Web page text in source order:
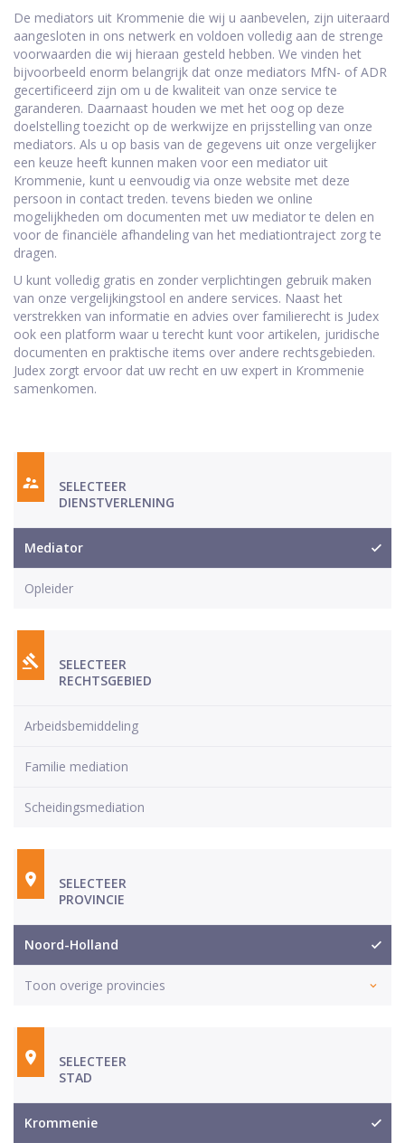
De mediators uit Krommenie die wij u aanbevelen, zijn uiteraard
aangesloten in ons netwerk en voldoen volledig aan de strenge
voorwaarden die wij hieraan gesteld hebben. We vinden het
bijvoorbeeld enorm belangrijk dat onze mediators MfN- of ADR
gecertificeerd zijn om u de kwaliteit van onze service te
garanderen. Daarnaast houden we met het oog op deze
doelstelling toezicht op de werkwijze en prijsstelling van onze
mediators. Als u op basis van de gegevens uit onze vergelijker
een keuze heeft kunnen maken voor een mediator uit
Krommenie, kunt u eenvoudig via onze website met deze
persoon in contact treden. tevens bieden we online
mogelijkheden om documenten met uw mediator te delen en
voor de financiële afhandeling van het mediationtraject zorg te
dragen.
U kunt volledig gratis en zonder verplichtingen gebruik maken
van onze vergelijkingstool en andere services. Naast het
verstrekken van informatie en advies over familierecht is Judex
ook een platform waar u terecht kunt voor artikelen, juridische
documenten en praktische items over andere rechtsgebieden.
Judex zorgt ervoor dat uw recht en uw expert in Krommenie
samenkomen.
SELECTEER
DIENSTVERLENING
Mediator
Opleider
SELECTEER
RECHTSGEBIED
Arbeidsbemiddeling
Familie mediation
Scheidingsmediation
SELECTEER
PROVINCIE
Noord-Holland
Toon overige provincies
SELECTEER
STAD
Krommenie